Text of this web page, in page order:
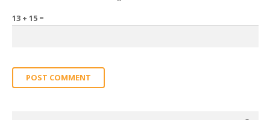
13 + 15 =
POST COMMENT